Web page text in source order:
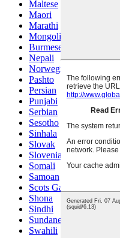
Maltese
Maori
Marathi
Mongolian
Burmese
Nepali
Norwegian
Pashto
Persian
Punjabi
Serbian
Sesotho
Sinhala
Slovak
Slovenian
Somali
Samoan
Scots Gaelic
Shona
Sindhi
Sundanese
Swahili